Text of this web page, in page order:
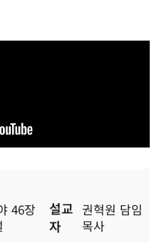
46장
설교
자
권혁원 담임
목사